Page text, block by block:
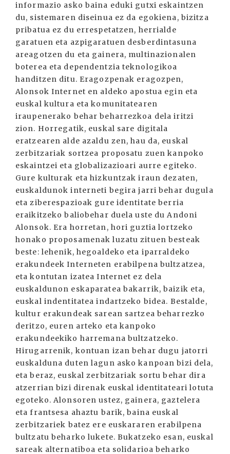
informazio asko baina eduki gutxi eskaintzen
du, sistemaren diseinua ez da egokiena, bizitza
pribatua ez du errespetatzen, herrialde
garatuen eta azpigaratuen desberdintasuna
areagotzen du eta gainera, multinazionalen
boterea eta dependentzia teknologikoa
handitzen ditu. Eragozpenak eragozpen,
Alonsok Internet en aldeko apostua egin eta
euskal kultura eta komunitatearen
iraupenerako behar beharrezkoa dela iritzi
zion. Horregatik, euskal sare digitala
eratzearen alde azaldu zen, hau da, euskal
zerbitzariak sortzea proposatu zuen kanpoko
eskaintzei eta globalizazioari aurre egiteko.
Gure kulturak eta hizkuntzak iraun dezaten,
euskaldunok interneti begira jarri behar dugula
eta ziberespazioak gure identitate berria
eraikitzeko baliobehar duela uste du Andoni
Alonsok. Era horretan, hori guztia lortzeko
honako proposamenak luzatu zituen besteak
beste: lehenik, hegoaldeko eta iparraldeko
erakundeek Interneten erabilpena bultzatzea,
eta kontutan izatea Internet ez dela
euskaldunon eskaparatea bakarrik, baizik eta,
euskal indentitatea indartzeko bidea. Bestalde,
kultur erakundeak sarean sartzea beharrezko
deritzo, euren arteko eta kanpoko
erakundeekiko harremana bultzatzeko.
Hirugarrenik, kontuan izan behar dugu jatorri
euskalduna duten lagun asko kanpoan bizi dela,
eta beraz, euskal zerbitzariak sortu behar dira
atzerrian bizi direnak euskal identitateari lotuta
egoteko. Alonsoren ustez, gainera, gaztelera
eta frantsesa ahaztu barik, baina euskal
zerbitzariek batez ere euskararen erabilpena
bultzatu beharko lukete. Bukatzeko esan, euskal
sareak alternatiboa eta solidarioa beharko